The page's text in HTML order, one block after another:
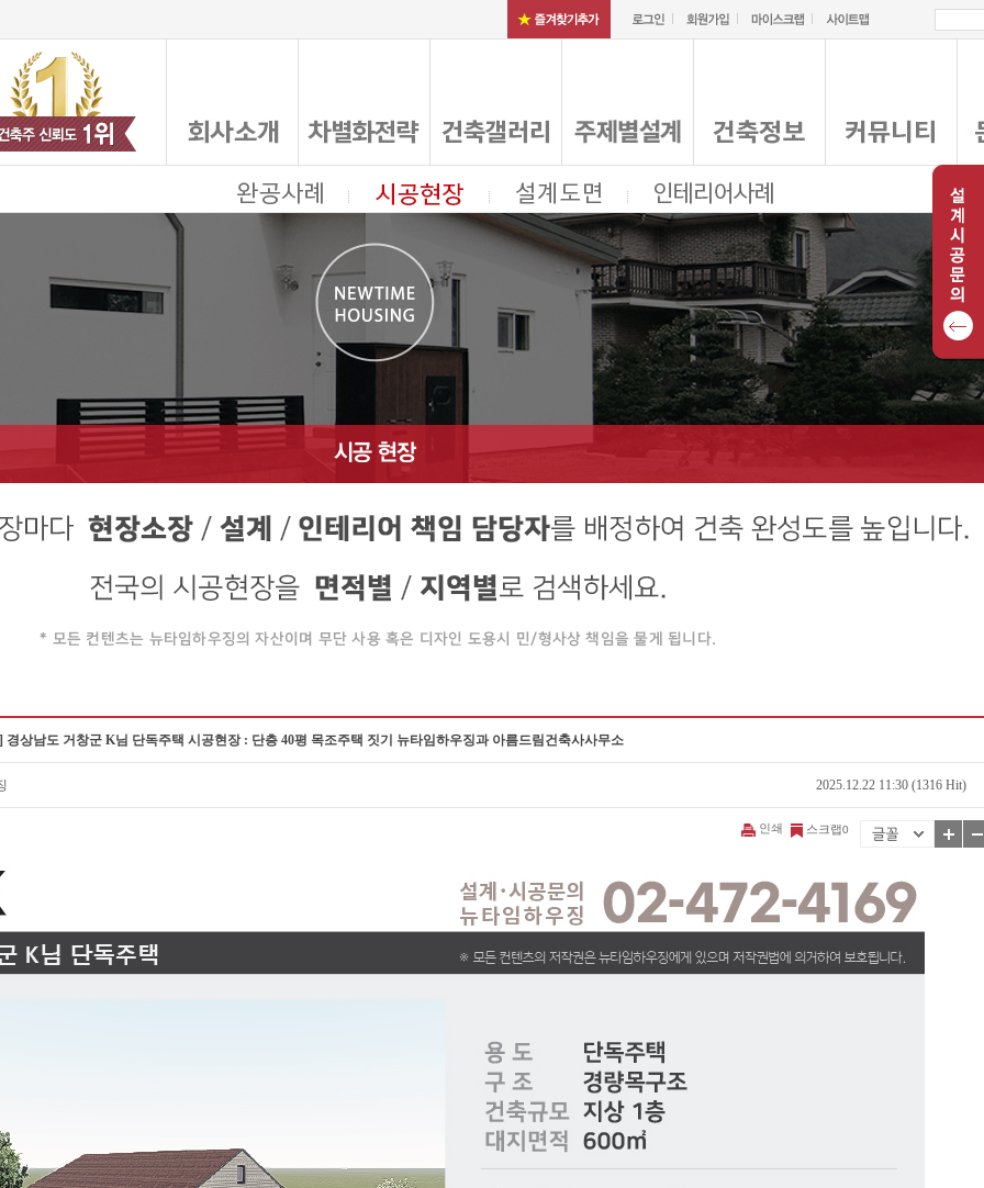
경상남도 거창군 K님 단독주택 시공현장 : 단층 40평 목조주택 짓기 뉴타임하우징과 아름드림건축사사무소
2025.12.22 11:30 (1316 Hit)
인쇄 스크랩0